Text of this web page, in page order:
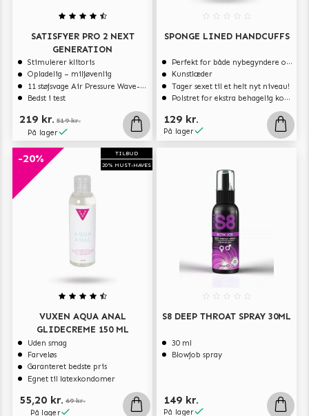
SATISFYER PRO 2 NEXT
GENERATION
Stimulerer klitoris
Opladelig – miljøvenlig
11 støjsvage Air Pressure Wave-programmer
Bedst i test
219 kr. 519 kr.
På lager
SPONGE LINED HANDCUFFS
Perfekt for både nybegyndere og erfarne brugere
Kunstlæder
Tager sexet til et helt nyt niveau!
Polstret for ekstra behagelig komfort
129 kr.
På lager
TILBUD
20% MUST-HAVES
-20%
VUXEN AQUA ANAL
GLIDECREME 150 ML
Uden smag
Farveløs
Garanteret bedste pris
Egnet til latexkondomer
55,20 kr. 69 kr.
På lager
S8 DEEP THROAT SPRAY 30ML
30 ml
Blowjob spray
149 kr.
På lager